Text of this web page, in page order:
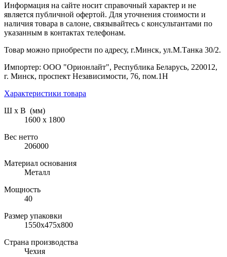
Информация на сайте носит справочный характер и не
является публичной офертой. Для уточнения стоимости и
наличия товара в салоне, связывайтесь с консультантами по
указанным в контактах телефонам.
Товар можно приобрести по адресу, г.Минск, ул.М.Танка 30/2.
Импортер: ООО "Орионлайт", Республика Беларусь, 220012,
г. Минск, проспект Независимости, 76, пом.1Н
Характеристики товара
Ш х В (мм)
1600 х 1800
Вес нетто
206000
Материал основания
Металл
Мощность
40
Размер упаковки
1550х475х800
Страна производства
Чехия